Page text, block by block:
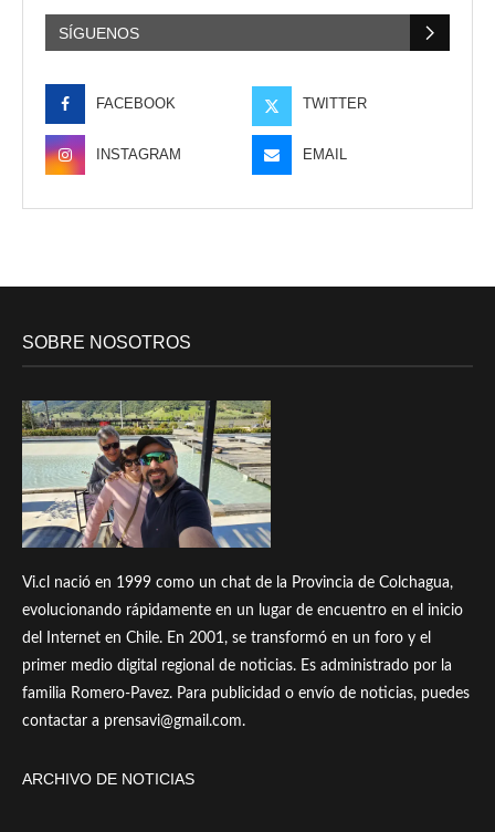
SÍGUENOS
FACEBOOK TWITTER
INSTAGRAM EMAIL
SOBRE NOSOTROS
Vi.cl nació en 1999 como un chat de la Provincia de Colchagua,
evolucionando rápidamente en un lugar de encuentro en el inicio
del Internet en Chile. En 2001, se transformó en un foro y el
primer medio digital regional de noticias. Es administrado por la
familia Romero-Pavez. Para publicidad o envío de noticias, puedes
contactar a prensavi@gmail.com.
ARCHIVO DE NOTICIAS